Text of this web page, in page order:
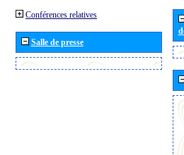
Conférences relatives
Salle de presse